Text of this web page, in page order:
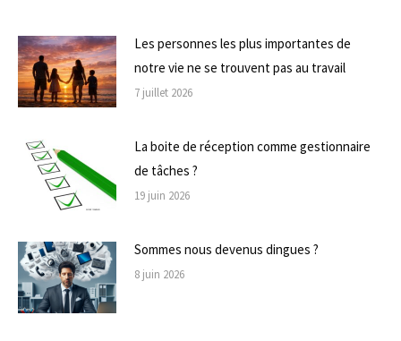
Les personnes les plus importantes de
notre vie ne se trouvent pas au travail
7 juillet 2026
La boite de réception comme gestionnaire
de tâches ?
19 juin 2026
Sommes nous devenus dingues ?
8 juin 2026